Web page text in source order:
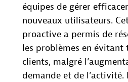
équipes de gérer
nouveaux utilisateurs.
proactive a permis de
les problèmes en
clients, malgré
demande et de l’activité.